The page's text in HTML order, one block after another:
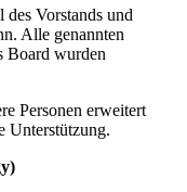
Vorstands und
Alle genannten
Board wurden
Personen erweitert
Unterstützung.